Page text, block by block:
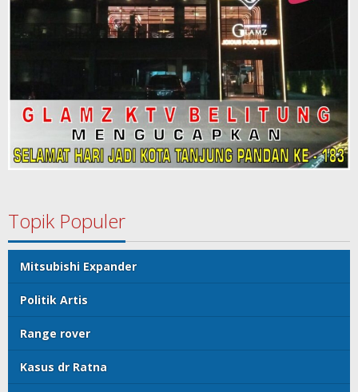
Topik Populer
Mitsubishi Expander
Politik Artis
Range rover
Kasus dr Ratna